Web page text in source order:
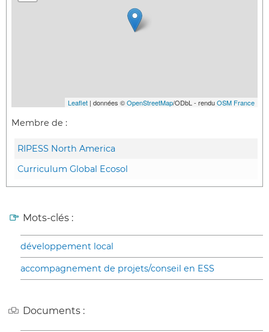
Leaflet | données ©OpenStreetMap/ODbL - renduOSM France
Membre de :
RIPESS North America
Curriculum Global Ecosol
Mots-clés :
développement local
accompagnement de projets/conseil en ESS
Documents :